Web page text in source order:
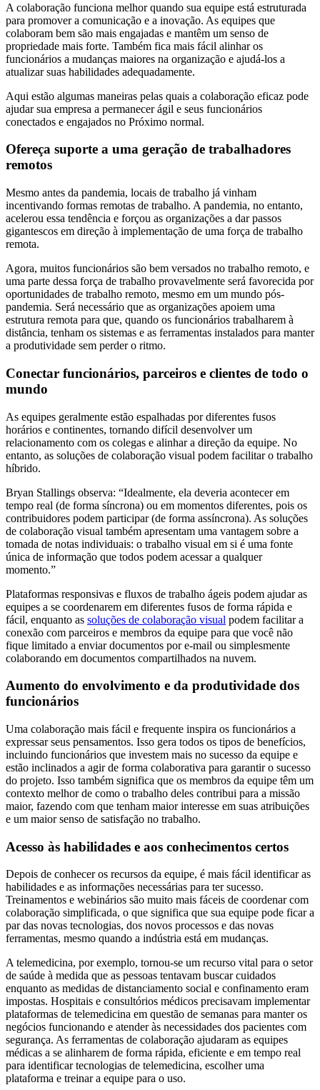
A colaboração funciona melhor quando sua equipe está estruturada
para promover a comunicação e a inovação. As equipes que
colaboram bem são mais engajadas e mantêm um senso de
propriedade mais forte. Também fica mais fácil alinhar os
funcionários a mudanças maiores na organização e ajudá-los a
atualizar suas habilidades adequadamente.
Aqui estão algumas maneiras pelas quais a colaboração eficaz pode
ajudar sua empresa a permanecer ágil e seus funcionários
conectados e engajados no Próximo normal.
Ofereça suporte a uma geração de trabalhadores
remotos
Mesmo antes da pandemia, locais de trabalho já vinham
incentivando formas remotas de trabalho. A pandemia, no entanto,
acelerou essa tendência e forçou as organizações a dar passos
gigantescos em direção à implementação de uma força de trabalho
remota.
Agora, muitos funcionários são bem versados no trabalho remoto, e
uma parte dessa força de trabalho provavelmente será favorecida por
oportunidades de trabalho remoto, mesmo em um mundo pós-
pandemia. Será necessário que as organizações apoiem uma
estrutura remota para que, quando os funcionários trabalharem à
distância, tenham os sistemas e as ferramentas instalados para manter
a produtividade sem perder o ritmo.
Conectar funcionários, parceiros e clientes de todo o
mundo
As equipes geralmente estão espalhadas por diferentes fusos
horários e continentes, tornando difícil desenvolver um
relacionamento com os colegas e alinhar a direção da equipe. No
entanto, as soluções de colaboração visual podem facilitar o trabalho
híbrido.
Bryan Stallings observa: “Idealmente, ela deveria acontecer em
tempo real (de forma síncrona) ou em momentos diferentes, pois os
contribuidores podem participar (de forma assíncrona). As soluções
de colaboração visual também apresentam uma vantagem sobre a
tomada de notas individuais: o trabalho visual em si é uma fonte
única de informação que todos podem acessar a qualquer
momento.”
Plataformas responsivas e fluxos de trabalho ágeis podem ajudar as
equipes a se coordenarem em diferentes fusos de forma rápida e
fácil, enquanto as soluções de colaboração visual podem facilitar a
conexão com parceiros e membros da equipe para que você não
fique limitado a enviar documentos por e-mail ou simplesmente
colaborando em documentos compartilhados na nuvem.
Aumento do envolvimento e da produtividade dos
funcionários
Uma colaboração mais fácil e frequente inspira os funcionários a
expressar seus pensamentos. Isso gera todos os tipos de benefícios,
incluindo funcionários que investem mais no sucesso da equipe e
estão inclinados a agir de forma colaborativa para garantir o sucesso
do projeto. Isso também significa que os membros da equipe têm um
contexto melhor de como o trabalho deles contribui para a missão
maior, fazendo com que tenham maior interesse em suas atribuições
e um maior senso de satisfação no trabalho.
Acesso às habilidades e aos conhecimentos certos
Depois de conhecer os recursos da equipe, é mais fácil identificar as
habilidades e as informações necessárias para ter sucesso.
Treinamentos e webinários são muito mais fáceis de coordenar com
colaboração simplificada, o que significa que sua equipe pode ficar a
par das novas tecnologias, dos novos processos e das novas
ferramentas, mesmo quando a indústria está em mudanças.
A telemedicina, por exemplo, tornou-se um recurso vital para o setor
de saúde à medida que as pessoas tentavam buscar cuidados
enquanto as medidas de distanciamento social e confinamento eram
impostas. Hospitais e consultórios médicos precisavam implementar
plataformas de telemedicina em questão de semanas para manter os
negócios funcionando e atender às necessidades dos pacientes com
segurança. As ferramentas de colaboração ajudaram as equipes
médicas a se alinharem de forma rápida, eficiente e em tempo real
para identificar tecnologias de telemedicina, escolher uma
plataforma e treinar a equipe para o uso.